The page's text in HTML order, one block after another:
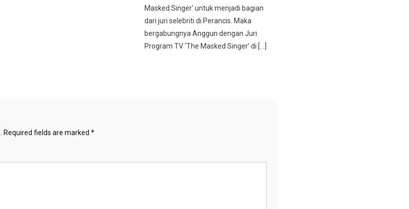
Masked Singer’ untuk menjadi bagian
dari juri selebriti di Perancis. Maka
bergabungnya Anggun dengan Juri
Program TV ‘The Masked Singer’ di […]
Required fields are marked *